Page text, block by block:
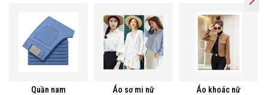
Quần nam Áo sơ mi nữ Áo khoác nữ